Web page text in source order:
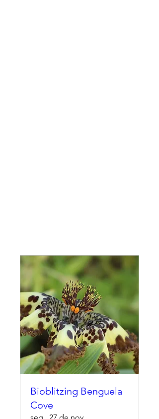
Bioblitzing Benguela
Cove